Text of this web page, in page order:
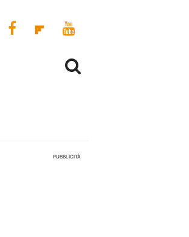
PUBBLICITÀ